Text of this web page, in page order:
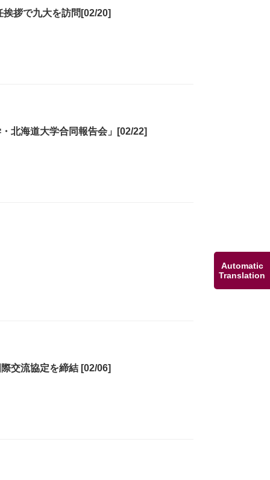
Automatic
Translation
拶で九大を訪問[02/20]
北海道大学合同報告会」[02/22]
交流協定を締結 [02/06]